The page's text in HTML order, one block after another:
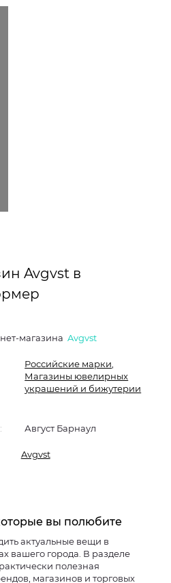
Avgvst в
магазина Avgvst
Российские марки
Магазины ювелирных
украшений и бижутерии
Август Барнаул
Avgvst
вы полюбите
актуальные вещи в
вашего города. В разделе
полезная
магазинов и торговых